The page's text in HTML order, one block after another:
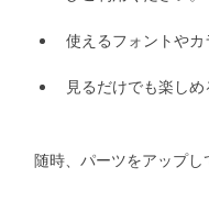
使えるフォントやカ
見るだけでも楽し
随時、パーツをアップし